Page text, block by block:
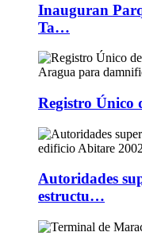
Inauguran
Ta…
Registro Único
Autoridades
estructu…